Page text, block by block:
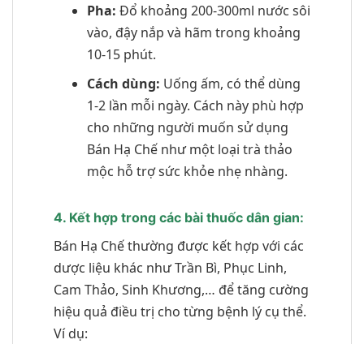
Pha: Đổ khoảng 200-300ml nước sôi
vào, đậy nắp và hãm trong khoảng
10-15 phút.
Cách dùng: Uống ấm, có thể dùng
1-2 lần mỗi ngày. Cách này phù hợp
cho những người muốn sử dụng
Bán Hạ Chế như một loại trà thảo
mộc hỗ trợ sức khỏe nhẹ nhàng.
4. Kết hợp trong các bài thuốc dân gian:
Bán Hạ Chế thường được kết hợp với các
dược liệu khác như Trần Bì, Phục Linh,
Cam Thảo, Sinh Khương,… để tăng cường
hiệu quả điều trị cho từng bệnh lý cụ thể.
Ví dụ: